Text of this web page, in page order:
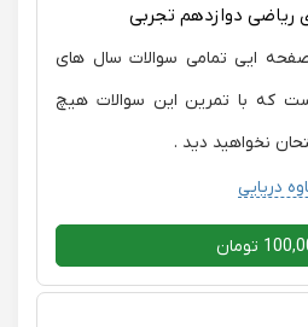
ریاضی دوازدهم تجربی
در این فایل 151 صفحه ایی تمامی سوالات سال های
که با تمرین این سوالات هیچ
نخواهید دید .
دریایی
تومان